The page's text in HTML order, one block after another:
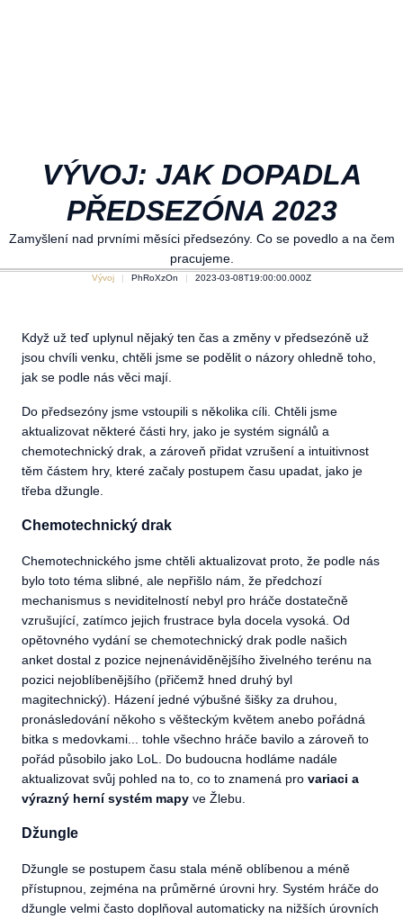
VÝVOJ: JAK DOPADLA
PŘEDSEZÓNA 2023
Zamyšlení nad prvními měsíci předsezóny. Co se povedlo a na čem
pracujeme.
Vývoj PhRoXzOn 2023-03-08T19:00:00.000Z
Když už teď uplynul nějaký ten čas a změny v předsezóně už
jsou chvíli venku, chtěli jsme se podělit o názory ohledně toho,
jak se podle nás věci mají.
Do předsezóny jsme vstoupili s několika cíli. Chtěli jsme
aktualizovat některé části hry, jako je systém signálů a
chemotechnický drak, a zároveň přidat vzrušení a intuitivnost
těm částem hry, které začaly postupem času upadat, jako je
třeba džungle.
Chemotechnický drak
Chemotechnického jsme chtěli aktualizovat proto, že podle nás
bylo toto téma slibné, ale nepřišlo nám, že předchozí
mechanismus s neviditelností nebyl pro hráče dostatečně
vzrušující, zatímco jejich frustrace byla docela vysoká. Od
opětovného vydání se chemotechnický drak podle našich
anket dostal z pozice nejnenáviděnějšího živelného terénu na
pozici nejoblíbenějšího (přičemž hned druhý byl
magitechnický). Házení jedné výbušné šišky za druhou,
pronásledování někoho s věšteckým květem anebo pořádná
bitka s medovkami... tohle všechno hráče bavilo a zároveň to
pořád působilo jako LoL. Do budoucna hodláme nadále
aktualizovat svůj pohled na to, co to znamená pro variaci a
výrazný herní systém mapy ve Žlebu.
Džungle
Džungle se postupem času stala méně oblíbenou a méně
přístupnou, zejména na průměrné úrovni hry. Systém hráče do
džungle velmi často doplňoval automaticky na nižších úrovních